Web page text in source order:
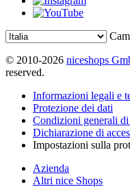
© 2010-2026 niceshops
reserved.
Informazioni legali e
Protezione dei dati
Condizioni generali
Dichiarazione di
Impostazioni sulla
Azienda
Altri nice Shops